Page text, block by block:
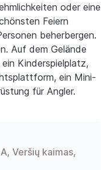
oder eine
Feiern
beherbergen.
Auf dem Gelände
Kinderspielplatz,
ein Mini-
für Angler.
Veršių kaimas,